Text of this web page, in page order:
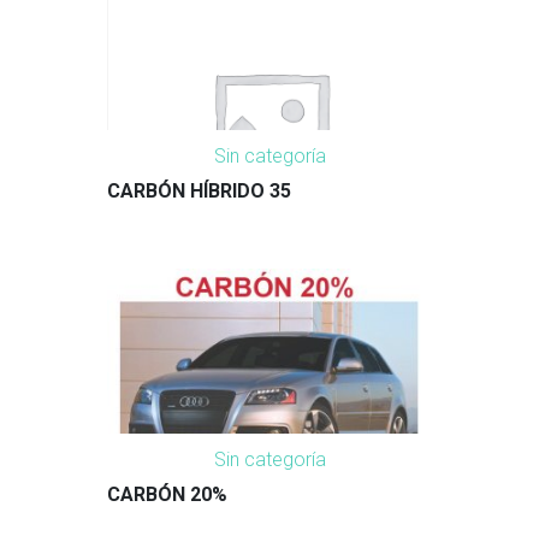
Sin categoría
CARBÓN HÍBRIDO 35
Sin categoría
CARBÓN 20%